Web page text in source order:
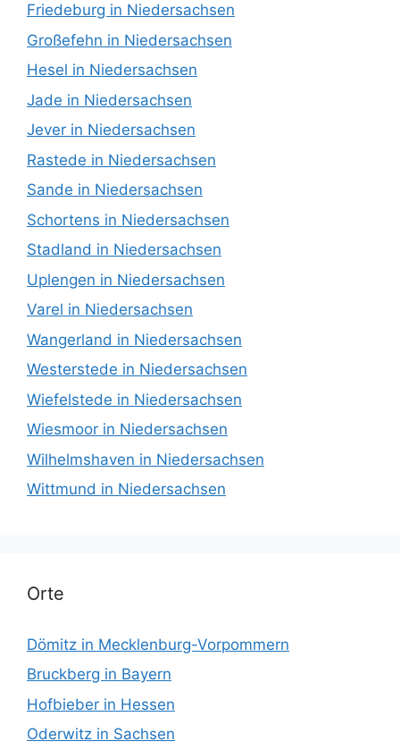
Friedeburg in Niedersachsen
Großefehn in Niedersachsen
Hesel in Niedersachsen
Jade in Niedersachsen
Jever in Niedersachsen
Rastede in Niedersachsen
Sande in Niedersachsen
Schortens in Niedersachsen
Stadland in Niedersachsen
Uplengen in Niedersachsen
Varel in Niedersachsen
Wangerland in Niedersachsen
Westerstede in Niedersachsen
Wiefelstede in Niedersachsen
Wiesmoor in Niedersachsen
Wilhelmshaven in Niedersachsen
Wittmund in Niedersachsen
Orte
Dömitz in Mecklenburg-Vorpommern
Bruckberg in Bayern
Hofbieber in Hessen
Oderwitz in Sachsen